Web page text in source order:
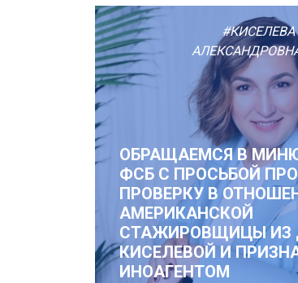
ОБРАЩАЕМСЯ В
ФСБ С ПРОСЬБОЙ
ПРОВЕРКУ В
АМЕРИКАНСКОЙ
СТАЖИРОВЩИЦЫ ИЗ
КИСЕЛЕВОЙ И
ИНОАГЕНТОМ